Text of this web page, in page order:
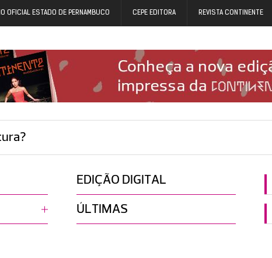
OFICIAL ESTADO DE PERNAMBUCO CEPE EDITORA REVISTA CONTINENTE
EDIÇÃO DIGITAL
ÚLTIMAS